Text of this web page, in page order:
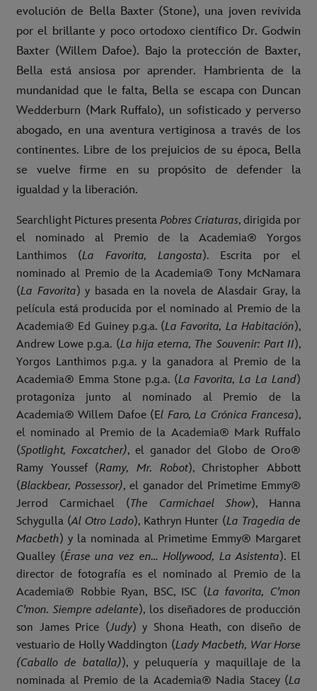
evolución de Bella Baxter (Stone), una joven revivida
por el brillante y poco ortodoxo científico Dr. Godwin
Baxter (Willem Dafoe). Bajo la protección de Baxter,
Bella está ansiosa por aprender. Hambrienta de la
mundanidad que le falta, Bella se escapa con Duncan
Wedderburn (Mark Ruffalo), un sofisticado y perverso
abogado, en una aventura vertiginosa a través de los
continentes. Libre de los prejuicios de su época, Bella
se vuelve firme en su propósito de defender la
igualdad y la liberación.
Searchlight Pictures presenta Pobres Criaturas, dirigida por
el nominado al Premio de la Academia® Yorgos
Lanthimos (La Favorita, Langosta). Escrita por el
nominado al Premio de la Academia® Tony McNamara
(La Favorita) y basada en la novela de Alasdair Gray, la
película está producida por el nominado al Premio de la
Academia® Ed Guiney p.g.a. (La Favorita, La Habitación),
Andrew Lowe p.g.a. (La hija eterna, The Souvenir: Part II),
Yorgos Lanthimos p.g.a. y la ganadora al Premio de la
Academia® Emma Stone p.g.a. (La Favorita, La La Land)
protagoniza junto al nominado al Premio de la
Academia® Willem Dafoe (El Faro, La Crónica Francesa),
el nominado al Premio de la Academia® Mark Ruffalo
(Spotlight, Foxcatcher), el ganador del Globo de Oro®
Ramy Youssef (Ramy, Mr. Robot), Christopher Abbott
(Blackbear, Possessor), el ganador del Primetime Emmy®
Jerrod Carmichael (The Carmichael Show), Hanna
Schygulla (Al Otro Lado), Kathryn Hunter (La Tragedia de
Macbeth) y la nominada al Primetime Emmy® Margaret
Qualley (Érase una vez en… Hollywood, La Asistenta). El
director de fotografía es el nominado al Premio de la
Academia® Robbie Ryan, BSC, ISC (La favorita, C'mon
C'mon. Siempre adelante), los diseñadores de producción
son James Price (Judy) y Shona Heath, con diseño de
vestuario de Holly Waddington (Lady Macbeth, War Horse
(Caballo de batalla)), y peluquería y maquillaje de la
nominada al Premio de la Academia® Nadia Stacey (La